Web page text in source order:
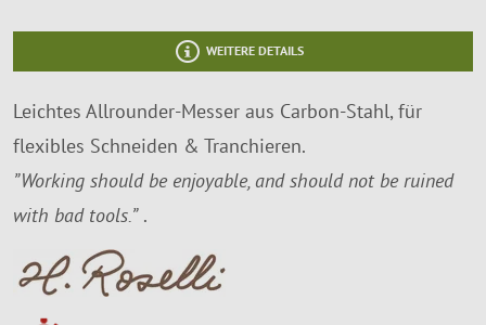
WEITERE DETAILS
Leichtes Allrounder-Messer aus Carbon-Stahl, für
flexibles Schneiden & Tranchieren.
”Working should be enjoyable, and should not be ruined
with bad tools.”.